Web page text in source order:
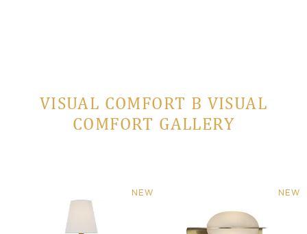
VISUAL COMFORT В VISUAL
COMFORT GALLERY
NEW NEW